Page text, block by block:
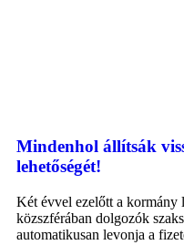
Mindenhol állítsák
lehetőségét!
Két évvel ezelőtt a kormány
közszférában dolgozók
automatikusan levonja a